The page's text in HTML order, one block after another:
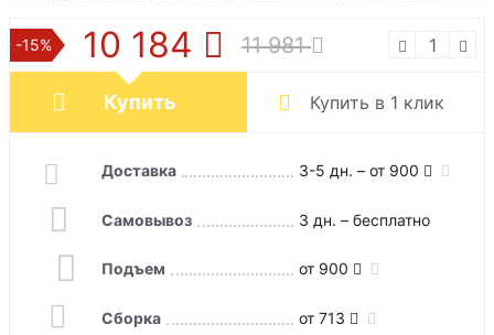
-15% 10 184 11 981
Купить Купить в 1 клик
Доставка 3-5 дн. – от 900
Самовывоз 3 дн. – бесплатно
Подъем от 900
Сборка от 713